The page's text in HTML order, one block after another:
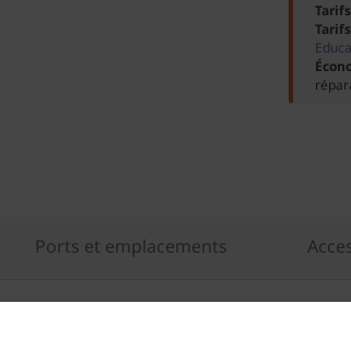
Ports et emplacements